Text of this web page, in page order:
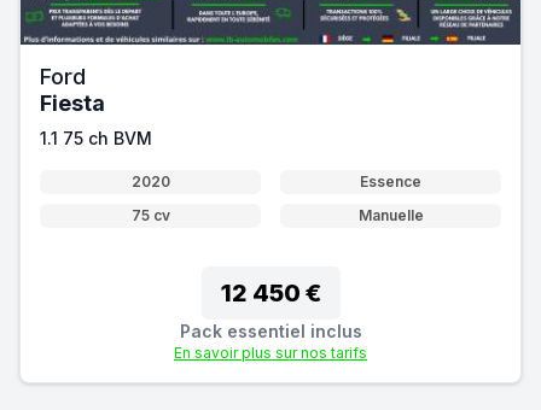
Ford
Fiesta
1.1 75 ch BVM
2020
Essence
75 cv
Manuelle
12 450 €
Pack essentiel inclus
En savoir plus sur nos tarifs